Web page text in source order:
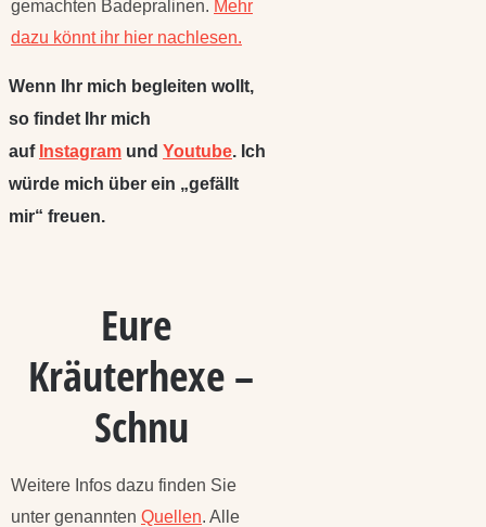
gemachten Badepralinen. Mehr
dazu könnt ihr hier nachlesen.
Wenn Ihr mich begleiten wollt,
so findet Ihr mich
auf Instagram und Youtube. Ich
würde mich über ein „gefällt
mir“ freuen.
Eure
Kräuterhexe –
Schnu
Weitere Infos dazu finden Sie
unter genannten Quellen. Alle